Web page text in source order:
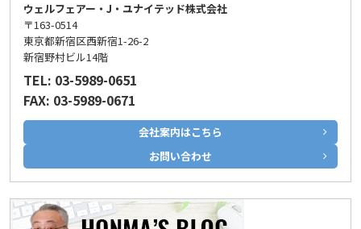
ウェルフェアー・J・ユナイテッド株式会社
〒163-0514
東京都新宿区西新宿1-26-2
新宿野村ビル14階
TEL: 03-5989-0651
FAX: 03-5989-0671
会社案内はこちら
お問い合わせ